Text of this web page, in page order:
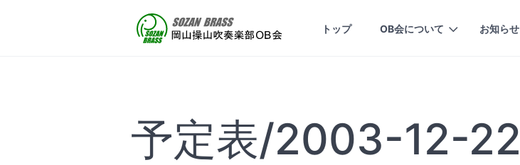
トップ OB会について お知らせ
予定表/2003-12-22